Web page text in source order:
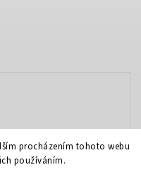
procházením tohoto webu
používáním.